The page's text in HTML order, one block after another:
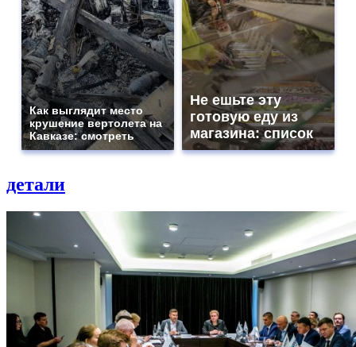
Как выглядит место
крушение вертолета на
Кавказе: смотреть
Не ешьте эту
готовую еду из
магазина: список
детали